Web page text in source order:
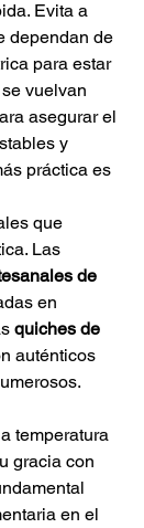
Evita a
dependan de
para estar
vuelvan
asegurar el
y
práctica es
que
Las
de
en
quiches de
auténticos
temperatura
gracia con
en el